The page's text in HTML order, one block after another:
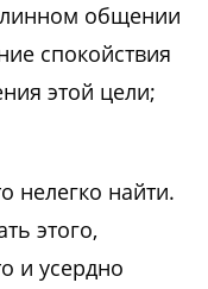
общении
спокойствия
этой цели;
нелегко найти.
этого,
и усердно